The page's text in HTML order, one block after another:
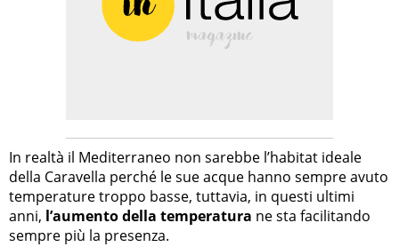
In realtà il Mediterraneo non sarebbe l’habitat ideale
della Caravella perché le sue acque hanno sempre avuto
temperature troppo basse, tuttavia, in questi ultimi
anni, l’aumento della temperatura ne sta facilitando
sempre più la presenza.